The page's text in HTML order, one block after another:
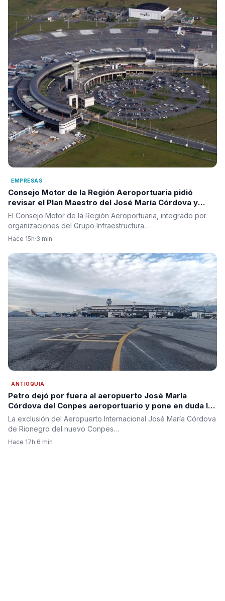
EMPRESAS
Consejo Motor de la Región Aeroportuaria pidió
revisar el Plan Maestro del José María Córdova y
reclamó una visión integral para la infraestructura
aérea del país
El Consejo Motor de la Región Aeroportuaria, integrado por
organizaciones del Grupo Infraestructura…
Hace 15h·3 min
ANTIOQUIA
Petro dejó por fuera al aeropuerto José María
Córdova del Conpes aeroportuario y pone en duda la
segunda pista para Antioquia
La exclusión del Aeropuerto Internacional José María Córdova
de Rionegro del nuevo Conpes…
Hace 17h·6 min